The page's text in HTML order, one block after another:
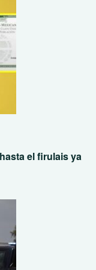
el firulais ya